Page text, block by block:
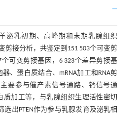
泌乳初期、高峰期和末期乳腺组织
剪接分析，共鉴定到151 503个可变剪
个可变剪接基因，6 323个差异剪接基
、蛋白质结合、mRNA加工和RNA剪
要参与催产素信号通路、钙信号通
质加工等，与乳腺组织生理活性密切
选出PTEN作为参与乳腺发育及泌乳相